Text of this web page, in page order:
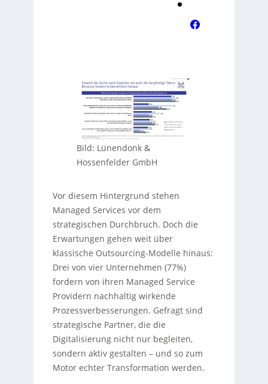
Bild: Lünendonk &
Hossenfelder GmbH
Vor diesem Hintergrund stehen
Managed Services vor dem
strategischen Durchbruch. Doch die
Erwartungen gehen weit über
klassische Outsourcing-Modelle hinaus:
Drei von vier Unternehmen (77%)
fordern von ihren Managed Service
Providern nachhaltig wirkende
Prozessverbesserungen. Gefragt sind
strategische Partner, die die
Digitalisierung nicht nur begleiten,
sondern aktiv gestalten – und so zum
Motor echter Transformation werden.